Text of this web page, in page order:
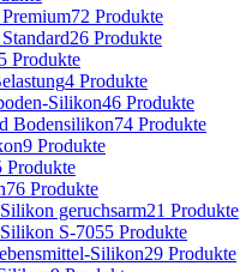
72 Produkte
26 Produkte
Produkte
4 Produkte
Silikon46 Produkte
Bodensilikon74 Produkte
9 Produkte
Produkte
76 Produkte
geruchsarm21 Produkte
S-7055 Produkte
Silikon29 Produkte